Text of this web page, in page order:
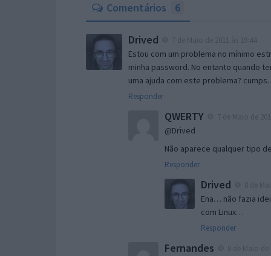
Comentários 6
Drived
Estou com um problema no mínimo
minha password. No entanto quando
uma ajuda com este problema? cumps.
Responder
QWERTY
@Drived
Não aparece qualquer tipo
Responder
Drived
Ena… não fazia
com Linux…
Responder
Fernandes